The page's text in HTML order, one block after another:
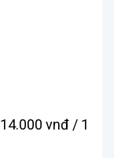
vnđ / 1